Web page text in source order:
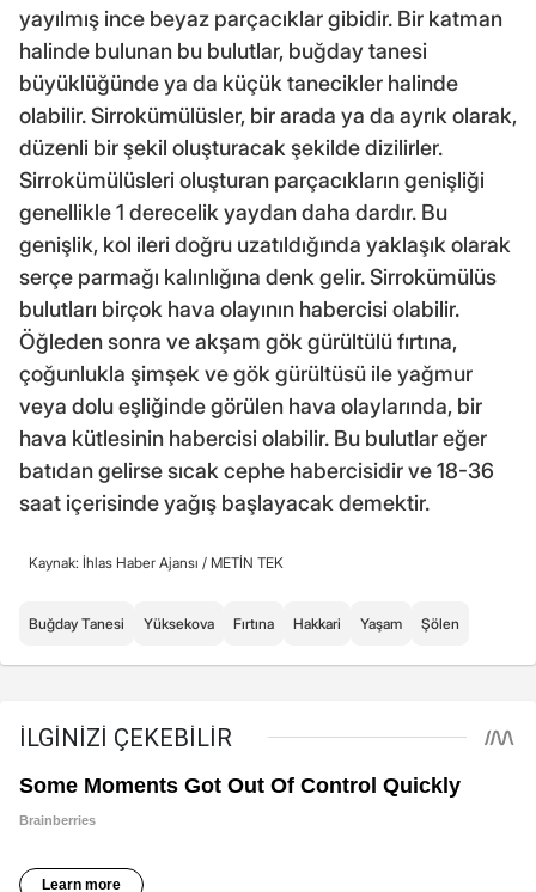
yayılmış ince beyaz parçacıklar gibidir. Bir katman
halinde bulunan bu bulutlar, buğday tanesi
büyüklüğünde ya da küçük tanecikler halinde
olabilir. Sirrokümülüsler, bir arada ya da ayrık olarak,
düzenli bir şekil oluşturacak şekilde dizilirler.
Sirrokümülüsleri oluşturan parçacıkların genişliği
genellikle 1 derecelik yaydan daha dardır. Bu
genişlik, kol ileri doğru uzatıldığında yaklaşık olarak
serçe parmağı kalınlığına denk gelir. Sirrokümülüs
bulutları birçok hava olayının habercisi olabilir.
Öğleden sonra ve akşam gök gürültülü fırtına,
çoğunlukla şimşek ve gök gürültüsü ile yağmur
veya dolu eşliğinde görülen hava olaylarında, bir
hava kütlesinin habercisi olabilir. Bu bulutlar eğer
batıdan gelirse sıcak cephe habercisidir ve 18-36
saat içerisinde yağış başlayacak demektir.
Kaynak: İhlas Haber Ajansı / METİN TEK
Buğday Tanesi Yüksekova Fırtına Hakkari Yaşam Şölen